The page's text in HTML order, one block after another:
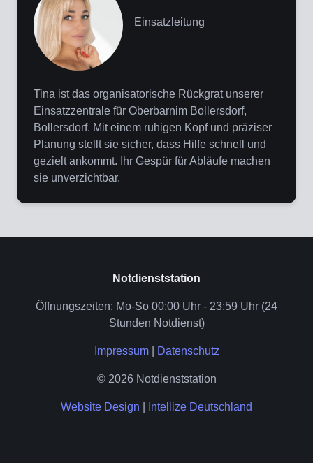
Einsatzleitung
Tina ist das organisatorische Rückgrat unserer
Einsatzzentrale für Oberbarnim Bollersdorf,
Bollersdorf. Mit einem ruhigen Kopf und präziser
Planung stellt sie sicher, dass Hilfe schnell und
gezielt ankommt. Ihr Gespür für Abläufe machen
sie unverzichtbar.
Notdienststation
Öffnungszeiten: Mo-So 00:00 Uhr - 23:59 Uhr (24
Stunden Notdienst)
Impressum| Datenschutz
© 2026 Notdienststation
Website Design Intellize Deutschland